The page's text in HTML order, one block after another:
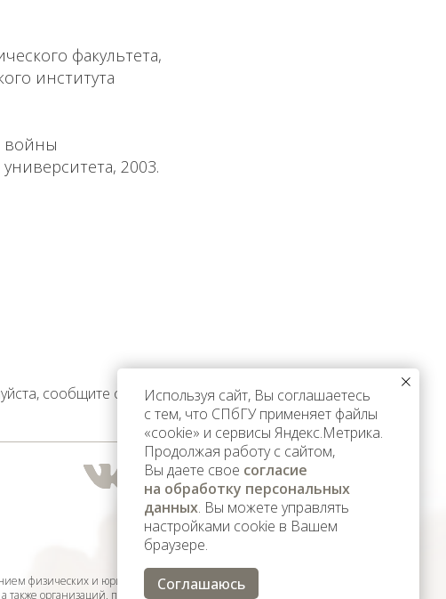
факультета,
института
войны
2003.
физических и юридических лиц,
организаций, признанных
сообщите об этомИспользуя сайт, Вы соглашаетесь
с тем, что СПбГУ применяет файлы
«cookie» и сервисы Яндекс.Метрика.
Продолжая работу с сайтом,
Вы даете свое согласие
на обработку персональных
данных. Вы можете управлять
настройками cookie в Вашем
браузере.
Соглашаюсь